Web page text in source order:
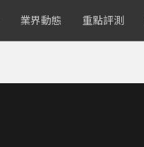
業界動態 重點評測